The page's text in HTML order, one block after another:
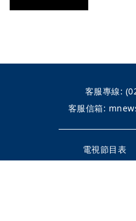
客服專線:
客服信箱:
電視節目表